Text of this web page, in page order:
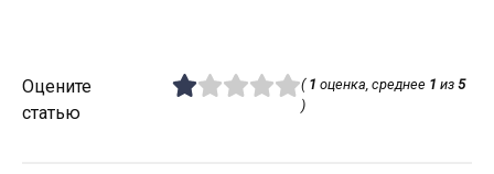
Оцените
статью
( 1 оценка, среднее 1 из 5
)